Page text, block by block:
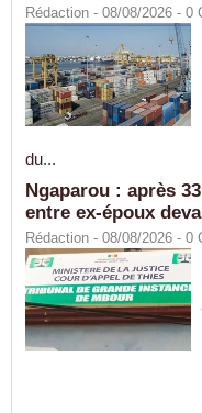
Rédaction - 08/08/2026 - 0
du...
Ngaparou : après
entre ex-époux
Rédaction - 08/08/2026 - 0